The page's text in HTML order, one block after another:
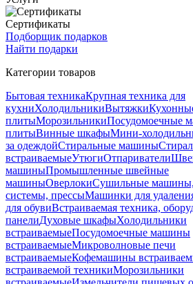
Сертификаты
Подборщик подарков
Найти подарки
Категории товаров
Бытовая техникаКрупная техника для
кухниХолодильникиВытяжки
плитыМорозильникиПосудомоечные
плитыВинные шкафыМини-
за одеждойСтиральные машины
встраиваемыеУтюгиОтпариватели
машиныПромышленные швейные
машиныОверлокиСушильные
системы, прессыМашинки для
для обувиВстраиваемая техника,
панелиДуховые шкафыХолодильники
встраиваемыеПосудомоечные машины
встраиваемыеМикроволновые печи
встраиваемыеКофемашины
встраиваемой техникиМорозильники